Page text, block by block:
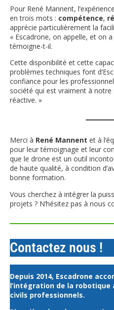
Pour René Mannent,
en trois mots : compétence,
apprécie particulièrement la
« Escadrone, on appelle, et on
témoigne-t-il.
Cette disponibilité et cette
problèmes techniques font
confiance pour les
société qui est vraiment à
réactive. »
Merci à René Mannent et à
pour leur témoignage et leur
que le drone est un outil
de haute qualité, à condition
bonne formation.
Vous cherchez à intégrer la
projets ? N’hésitez pas à nous
Contactez nous !
Depuis 2014, Escadrone
l’intégration de la robotique
civils professionnels.